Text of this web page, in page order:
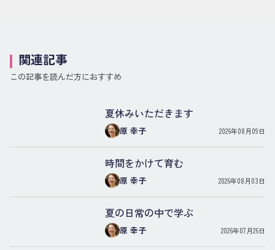
関連記事
この記事を読んだ方におすすめ
夏休みいただきます
原 幸子 2026年08月09日
時間をかけて育む
原 幸子 2026年08月03日
夏の日常の中で学ぶ
原 幸子 2026年07月26日